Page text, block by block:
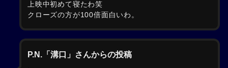
上映中初めて寝たわ笑
クローズの方が100倍面白いわ。
P.N.「溝口」さんからの投稿